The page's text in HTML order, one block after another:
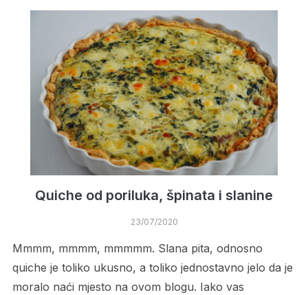
Quiche od poriluka, špinata i slanine
23/07/2020
Mmmm, mmmm, mmmmm. Slana pita, odnosno
quiche je toliko ukusno, a toliko jednostavno jelo da je
moralo naći mjesto na ovom blogu. Iako vas